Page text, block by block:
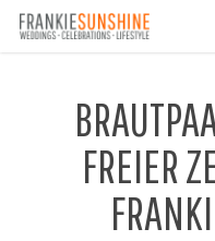
Skip
FREIER